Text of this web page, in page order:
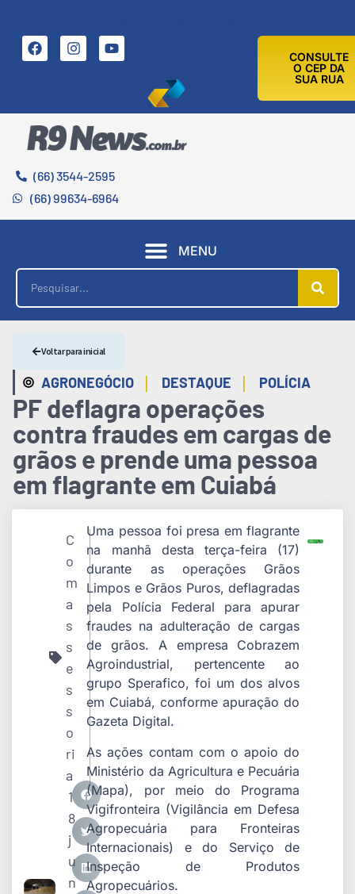
CONSULTE
O CEP DA
SUA RUA
(66) 3544-2595
(66) 99634-6964
MENU
AGRONEGÓCIO | DESTAQUE | POLÍCIA
Voltar para inicial
PF deflagra operações
contra fraudes em cargas de
grãos e prende uma pessoa
em flagrante em Cuiabá
C
o
m
a
s
s
e
s
s
o
ri
a
1
8
j
u
n
Uma pessoa foi presa em flagrante
na manhã desta terça-feira (17)
durante as operações Grãos
Limpos e Grãos Puros, deflagradas
pela Polícia Federal para apurar
fraudes na adulteração de cargas
de grãos. A empresa Cobrazem
Agroindustrial, pertencente ao
grupo Sperafico, foi um dos alvos
em Cuiabá, conforme apuração do
Gazeta Digital.
As ações contam com o apoio do
Ministério da Agricultura e Pecuária
(Mapa), por meio do Programa
Vigifronteira (Vigilância em Defesa
Agropecuária para Fronteiras
Internacionais) e do Serviço de
Inspeção de Produtos
Agropecuários.